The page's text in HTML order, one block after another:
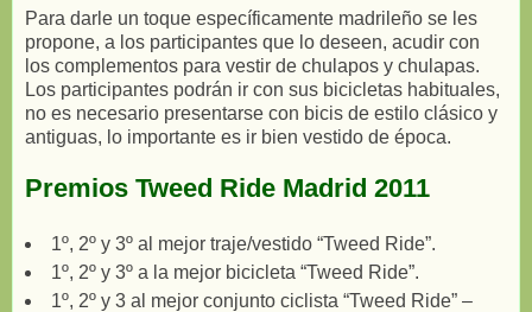
Para darle un toque específicamente madrileño se les
propone, a los participantes que lo deseen, acudir con
los complementos para vestir de chulapos y chulapas.
Los participantes podrán ir con sus bicicletas habituales,
no es necesario presentarse con bicis de estilo clásico y
antiguas, lo importante es ir bien vestido de época.
Premios Tweed Ride Madrid 2011
1º, 2º y 3º al mejor traje/vestido “Tweed Ride”.
1º, 2º y 3º a la mejor bicicleta “Tweed Ride”.
1º, 2º y 3 al mejor conjunto ciclista “Tweed Ride” –